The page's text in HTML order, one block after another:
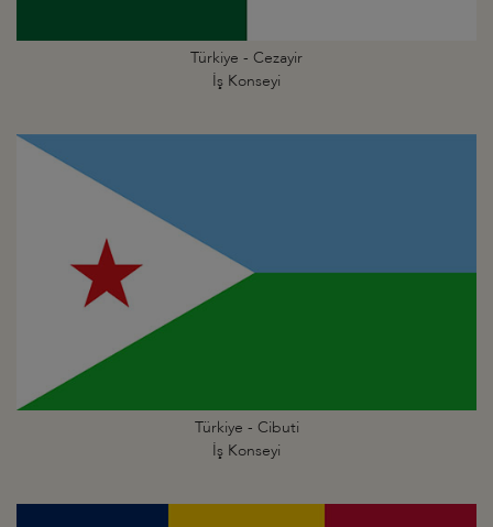
Türkiye - Cezayir
İş Konseyi
Türkiye - Cibuti
İş Konseyi